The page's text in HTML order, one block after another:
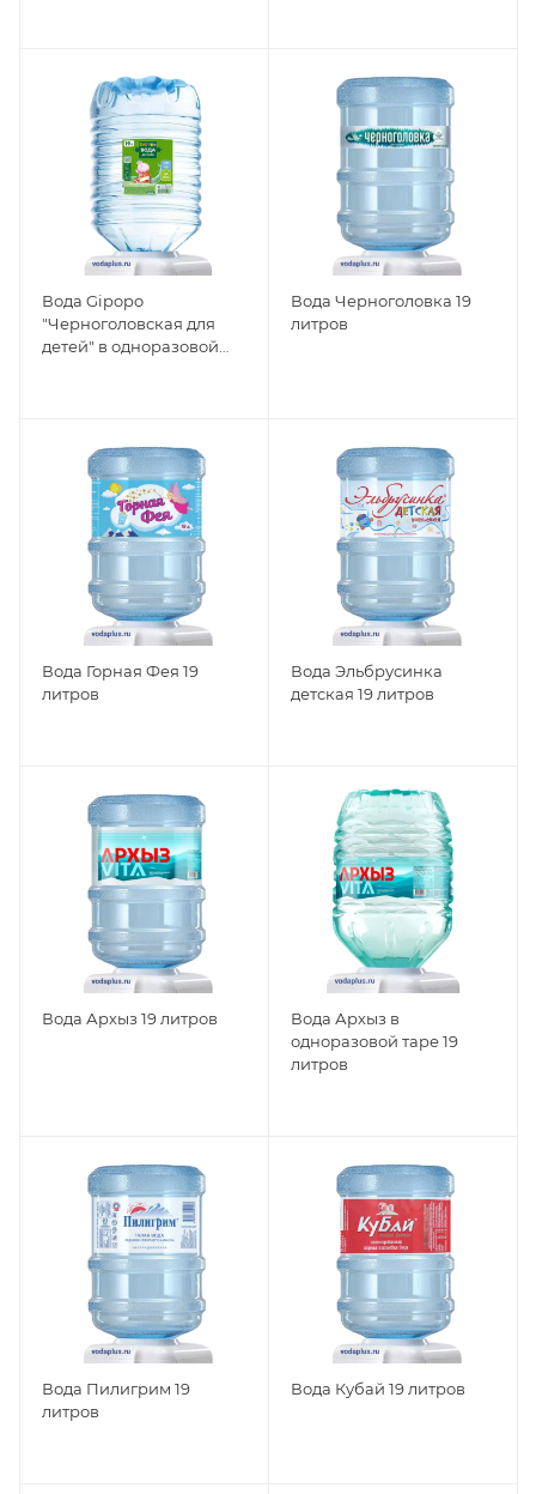
Вода Gipopo
"Черноголовская для
детей" в одноразовой
Вода Черноголовка 19
литров
Вода Горная Фея 19
литров
Вода Эльбрусинка
детская 19 литров
Вода Архыз 19 литров
Вода Архыз в
одноразовой таре 19
литров
Вода Пилигрим 19
литров
Вода Кубай 19 литров